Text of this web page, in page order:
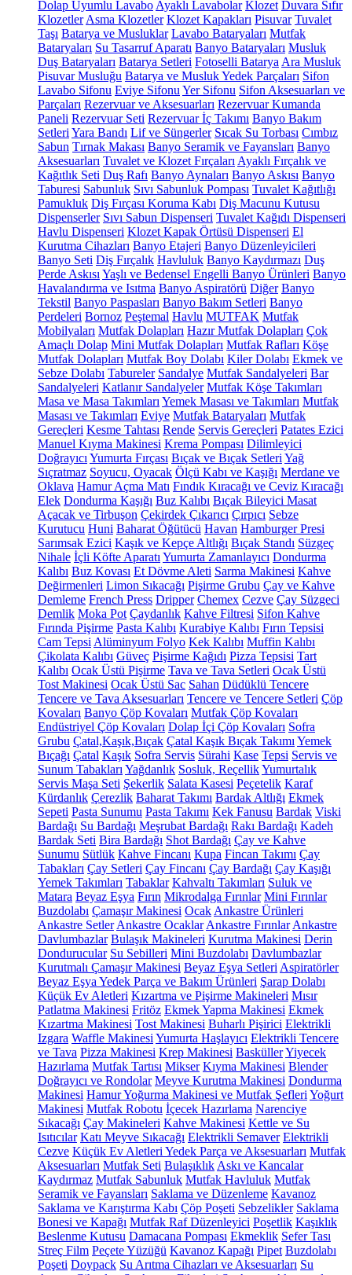
Dolap Uyumlu Lavabo Ayaklı Lavabolar Klozet Duvara Sıfır
Klozetler Asma Klozetler Klozet Kapakları Pisuvar Tuvalet
Taşı Batarya ve Musluklar Lavabo Bataryaları Mutfak
Bataryaları Su Tasarruf Aparatı Banyo Bataryaları Musluk
Duş Bataryaları Batarya Setleri Fotoselli Batarya Ara Musluk
Pisuvar Musluğu Batarya ve Musluk Yedek Parçaları Sifon
Lavabo Sifonu Eviye Sifonu Yer Sifonu Sifon Aksesuarları ve
Parçaları Rezervuar ve Aksesuarları Rezervuar Kumanda
Paneli Rezervuar Seti Rezervuar İç Takımı Banyo Bakım
Setleri Yara Bandı Lif ve Süngerler Sıcak Su Torbası Cımbız
Sabun Tırnak Makası Banyo Seramik ve Fayansları Banyo
Aksesuarları Tuvalet ve Klozet Fırçaları Ayaklı Fırçalık ve
Kağıtlık Seti Duş Rafı Banyo Aynaları Banyo Askısı Banyo
Taburesi Sabunluk Sıvı Sabunluk Pompası Tuvalet Kağıtlığı
Pamukluk Diş Fırçası Koruma Kabı Diş Macunu Kutusu
Dispenserler Sıvı Sabun Dispenseri Tuvalet Kağıdı Dispenseri
Havlu Dispenseri Klozet Kapak Örtüsü Dispenseri El
Kurutma Cihazları Banyo Etajeri Banyo Düzenleyicileri
Banyo Seti Diş Fırçalık Havluluk Banyo Kaydırmazı Duş
Perde Askısı Yaşlı ve Bedensel Engelli Banyo Ürünleri Banyo
Havalandırma ve Isıtma Banyo Aspiratörü Diğer Banyo
Tekstil Banyo Paspasları Banyo Bakım Setleri Banyo
Perdeleri Bornoz Peştemal Havlu MUTFAK Mutfak
Mobilyaları Mutfak Dolapları Hazır Mutfak Dolapları Çok
Amaçlı Dolap Mini Mutfak Dolapları Mutfak Rafları Köşe
Mutfak Dolapları Mutfak Boy Dolabı Kiler Dolabı Ekmek ve
Sebze Dolabı Tabureler Sandalye Mutfak Sandalyeleri Bar
Sandalyeleri Katlanır Sandalyeler Mutfak Köşe Takımları
Masa ve Masa Takımları Yemek Masası ve Takımları Mutfak
Masası ve Takımları Eviye Mutfak Bataryaları Mutfak
Gereçleri Kesme Tahtası Rende Servis Gereçleri Patates Ezici
Manuel Kıyma Makinesi Krema Pompası Dilimleyici
Doğrayıcı Yumurta Fırçası Bıçak ve Bıçak Setleri Yağ
Sıçratmaz Soyucu, Oyacak Ölçü Kabı ve Kaşığı Merdane ve
Oklava Hamur Açma Matı Fındık Kıracağı ve Ceviz Kıracağı
Elek Dondurma Kaşığı Buz Kalıbı Bıçak Bileyici Masat
Açacak ve Tirbuşon Çekirdek Çıkarıcı Çırpıcı Sebze
Kurutucu Huni Baharat Öğütücü Havan Hamburger Presi
Sarımsak Ezici Kaşık ve Kepçe Altlığı Bıçak Standı Süzgeç
Nihale İçli Köfte Aparatı Yumurta Zamanlayıcı Dondurma
Kalıbı Buz Kovası Et Dövme Aleti Sarma Makinesi Kahve
Değirmenleri Limon Sıkacağı Pişirme Grubu Çay ve Kahve
Demleme French Press Dripper Chemex Cezve Çay Süzgeci
Demlik Moka Pot Çaydanlık Kahve Filtresi Sifon Kahve
Fırında Pişirme Pasta Kalıbı Kurabiye Kalıbı Fırın Tepsisi
Cam Tepsi Alüminyum Folyo Kek Kalıbı Muffin Kalıbı
Çikolata Kalıbı Güveç Pişirme Kağıdı Pizza Tepsisi Tart
Kalıbı Ocak Üstü Pişirme Tava ve Tava Setleri Ocak Üstü
Tost Makinesi Ocak Üstü Sac Sahan Düdüklü Tencere
Tencere ve Tava Aksesuarları Tencere ve Tencere Setleri Çöp
Kovaları Banyo Çöp Kovaları Mutfak Çöp Kovaları
Endüstriyel Çöp Kovaları Dolap İçi Çöp Kovaları Sofra
Grubu Çatal,Kaşık,Bıçak Çatal Kaşık Bıçak Takımı Yemek
Bıçağı Çatal Kaşık Sofra Servis Sürahi Kase Tepsi Servis ve
Sunum Tabakları Yağdanlık Sosluk, ReçellikYumurtalık
Servis Maşa Seti Şekerlik Salata Kasesi Peçetelik Karaf
Kürdanlık Çerezlik Baharat Takımı Bardak Altlığı Ekmek
Sepeti Pasta Sunumu Pasta Takımı Kek Fanusu Bardak Viski
Bardağı Su Bardağı Meşrubat Bardağı Rakı Bardağı Kadeh
Bardak Seti Bira Bardağı Shot Bardağı Çay ve Kahve
Sunumu Sütlük Kahve Fincanı Kupa Fincan Takımı Çay
Tabakları Çay Setleri Çay Fincanı Çay Bardağı Çay Kaşığı
Yemek Takımları Tabaklar Kahvaltı Takımları Suluk ve
Matara Beyaz Eşya Fırın Mikrodalga Fırınlar Mini Fırınlar
Buzdolabı Çamaşır Makinesi Ocak Ankastre Ürünleri
Ankastre Setler Ankastre Ocaklar Ankastre Fırınlar Ankastre
Davlumbazlar Bulaşık Makineleri Kurutma Makinesi Derin
Dondurucular Su Sebilleri Mini Buzdolabı Davlumbazlar
Kurutmalı Çamaşır Makinesi Beyaz Eşya Setleri Aspiratörler
Beyaz Eşya Yedek Parça ve Bakım Ürünleri Şarap Dolabı
Küçük Ev Aletleri Kızartma ve Pişirme Makineleri Mısır
Patlatma Makinesi Fritöz Ekmek Yapma Makinesi Ekmek
Kızartma Makinesi Tost Makinesi Buharlı Pişirici Elektrikli
Izgara Waffle Makinesi Yumurta Haşlayıcı Elektrikli Tencere
ve Tava Pizza Makinesi Krep Makinesi BasküllerYiyecek
Hazırlama Mutfak Tartısı Mikser Kıyma Makinesi Blender
Doğrayıcı ve Rondolar Meyve Kurutma Makinesi Dondurma
Makinesi Hamur Yoğurma Makinesi ve Mutfak Şefleri Yoğurt
Makinesi Mutfak Robotu İçecek Hazırlama Narenciye
Sıkacağı Çay Makineleri Kahve Makinesi Kettle ve Su
Isıtıcılar Katı Meyve Sıkacağı Elektrikli Semaver Elektrikli
Cezve Küçük Ev Aletleri Yedek Parça ve Aksesuarları Mutfak
Aksesuarları Mutfak Seti Bulaşıklık Askı ve Kancalar
Kaydırmaz Mutfak Sabunluk Mutfak Havluluk Mutfak
Seramik ve Fayansları Saklama ve Düzenleme Kavanoz
Saklama ve Karıştırma Kabı Çöp Poşeti Sebzelikler Saklama
Bonesi ve Kapağı Mutfak Raf Düzenleyici Poşetlik Kaşıklık
Beslenme Kutusu Damacana Pompası Ekmeklik Sefer Tası
Streç Film Peçete Yüzüğü Kavanoz Kapağı Pipet Buzdolabı
Poşeti Doypack Su Arıtma Cihazları ve Aksesuarları Su